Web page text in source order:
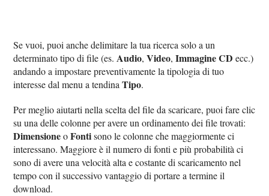
Se vuoi, puoi anche delimitare la tua ricerca solo a un
determinato tipo di file (es.Audio,Video,Immagine CD ecc.)
andando a impostare preventivamente la tipologia di tuo
interesse dal menu a tendinaTipo.
Per meglio aiutarti nella scelta del file da scaricare, puoi fare clic
su una delle colonne per avere un ordinamento dei file trovati:
DimensioneoFontisono le colonne che maggiormente ci
interessano. Maggiore è il numero di fonti e più probabilità ci
sono di avere una velocità alta e costante di scaricamento nel
tempo con il successivo vantaggio di portare a termine il
download.